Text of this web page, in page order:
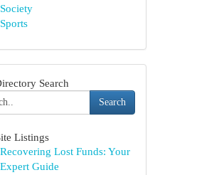
Society
Sports
Search
Search
Listings
Recovering Lost Funds: Your
Expert Guide